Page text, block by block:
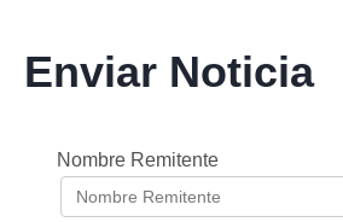
Enviar Noticia
Nombre Remitente